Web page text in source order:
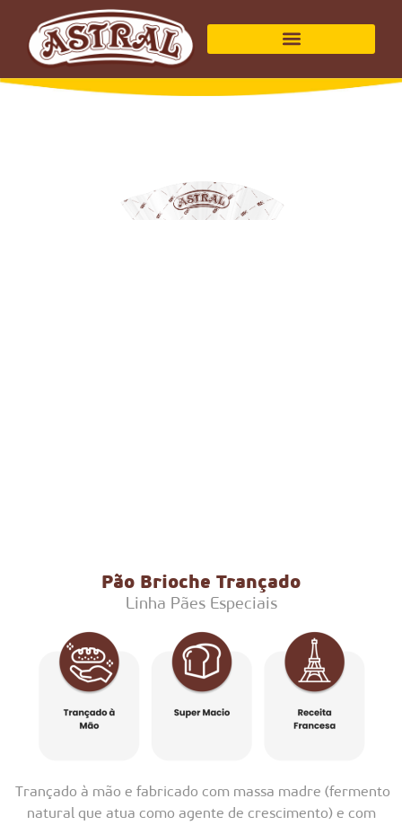
Pão Brioche Trançado
Linha Pães Especiais
Trançado à mão e fabricado com massa madre (fermento
natural que atua como agente de crescimento) e com